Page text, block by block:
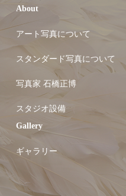
About
アート写真について
スタンダード写真について
写真家 石橋正博
スタジオ設備
Gallery
ギャラリー